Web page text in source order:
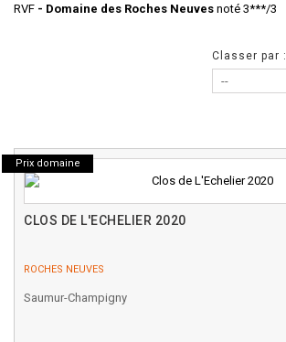
RVF - Domaine des Roches Neuves noté 3***/3
Classer par :
Prix domaine
CLOS DE L'ECHELIER 2020
ROCHES NEUVES
Saumur-Champigny